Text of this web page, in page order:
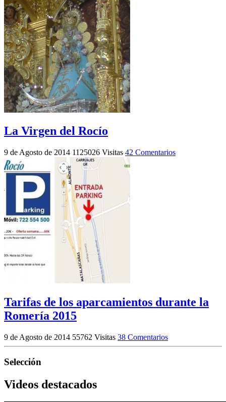
La Virgen del Rocío
9 de Agosto de 2014 1125026 Visitas 42 Comentarios
Tarifas de los aparcamientos durante la
Romería 2015
9 de Agosto de 2014 55762 Visitas 38 Comentarios
Selección
Videos destacados